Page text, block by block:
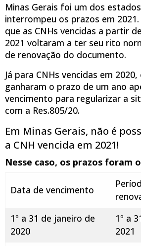
Minas Gerais foi um dos
interrompeu os prazos em
que as CNHs vencidas a partir
2021 voltaram a ter seu rito
de renovação do documento.
Já para CNHs vencidas em
ganharam o prazo de um ano
vencimento para regularizar a
com a Res.805/20.
Em Minas Gerais, não é
a CNH vencida em 2021!
Nesse caso, os prazos foram
Data de vencimento
1º a 31 de janeiro de
2020
1º a
2021